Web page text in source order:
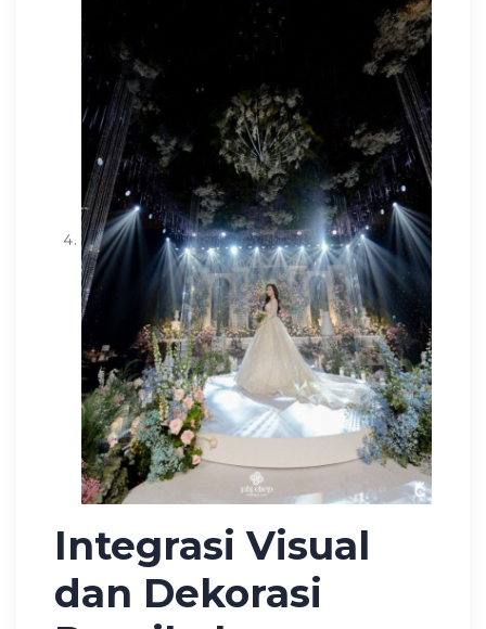
Integrasi Visual
dan Dekorasi